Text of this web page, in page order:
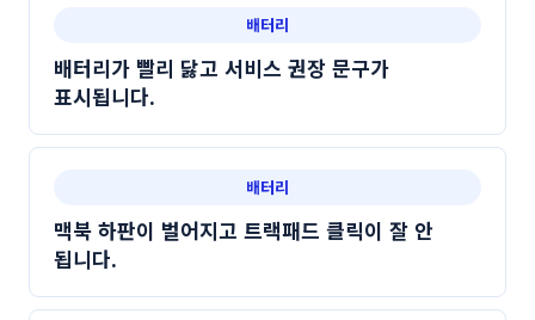
배터리
배터리가 빨리 닳고 서비스 권장 문구가
표시됩니다.
배터리
맥북 하판이 벌어지고 트랙패드 클릭이 잘 안
됩니다.